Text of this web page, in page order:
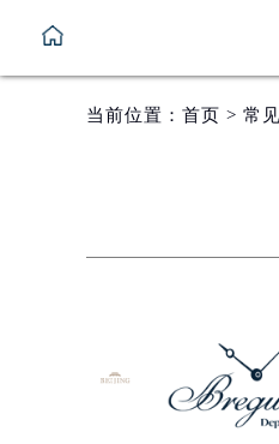
当前位置： 首页 > 常